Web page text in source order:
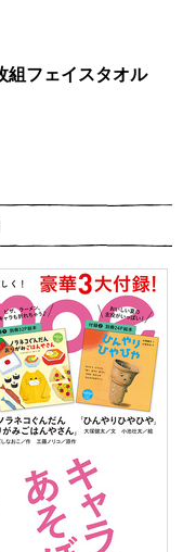
組フェイスタオル